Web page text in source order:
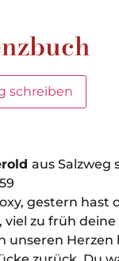
aus Salzweg
gestern hast
viel zu früh
unseren